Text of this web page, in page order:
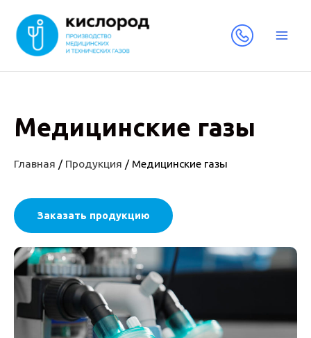
Медицинские газы
Главная / Продукция / Медицинские газы
Заказать продукцию